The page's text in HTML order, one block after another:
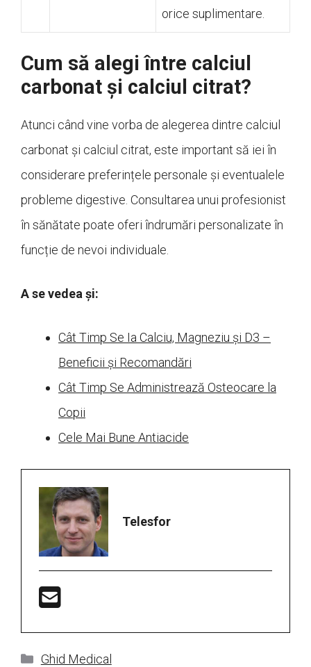
orice suplimentare.
Cum să alegi între calciul
carbonat și calciul citrat?
Atunci când vine vorba de alegerea dintre calciul
carbonat și calciul citrat, este important să iei în
considerare preferințele personale și eventualele
probleme digestive. Consultarea unui profesionist
în sănătate poate oferi îndrumări personalizate în
funcție de nevoi individuale.
A se vedea și:
Cât Timp Se Ia Calciu, Magneziu și D3 –
Beneficii și Recomandări
Cât Timp Se Administrează Osteocare la
Copii
Cele Mai Bune Antiacide
Telesfor
Categorii
Ghid Medical